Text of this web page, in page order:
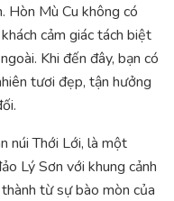
Hòn Mù Cu không có
cảm giác tách biệt
Khi đến đây, bạn có
tươi đẹp, tận hưởng
núi Thới Lới, là một
Lý Sơn với khung cảnh
từ sự bào mòn của